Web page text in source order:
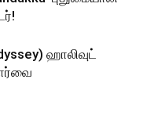
ஹாலிவுட்